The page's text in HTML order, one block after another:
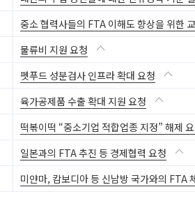
중소 협력사들의 FTA 이해도 향상을 위한
물류비 지원 요청
펫푸드 성분검사 인프라 확대 요청
육가공제품 수출 확대 지원 요청
떡볶이떡 “중소기업 적합업종 지정” 해제
일본과의 FTA 추진 등 경제협력 요청
미얀마, 캄보디아 등 신남방 국가와의 FTA